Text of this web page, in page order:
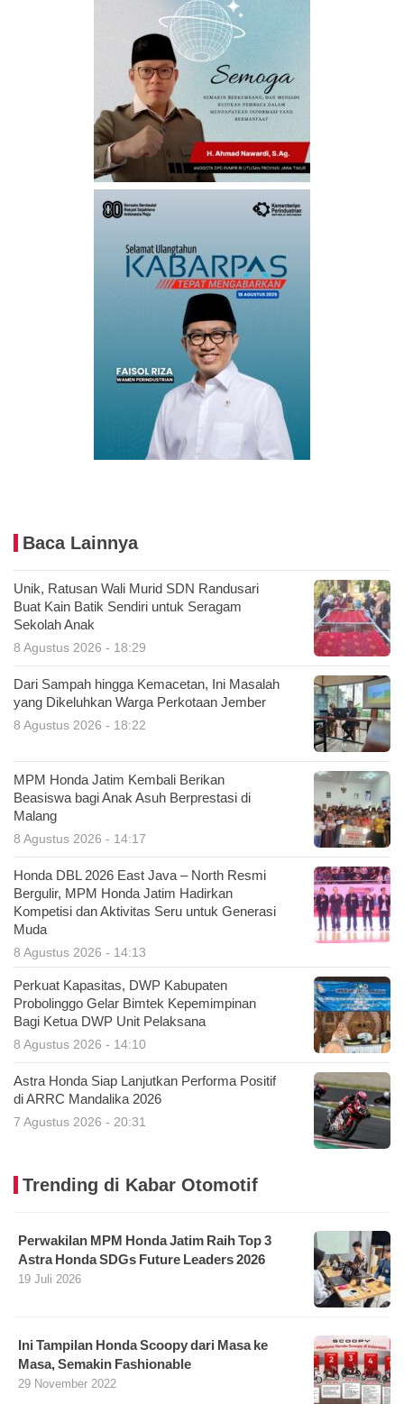
Baca Lainnya
Unik, Ratusan Wali Murid SDN Randusari
Buat Kain Batik Sendiri untuk Seragam
Sekolah Anak
8 Agustus 2026 - 18:29
Dari Sampah hingga Kemacetan, Ini Masalah
yang Dikeluhkan Warga Perkotaan Jember
8 Agustus 2026 - 18:22
MPM Honda Jatim Kembali Berikan
Beasiswa bagi Anak Asuh Berprestasi di
Malang
8 Agustus 2026 - 14:17
Honda DBL 2026 East Java – North Resmi
Bergulir, MPM Honda Jatim Hadirkan
Kompetisi dan Aktivitas Seru untuk Generasi
Muda
8 Agustus 2026 - 14:13
Perkuat Kapasitas, DWP Kabupaten
Probolinggo Gelar Bimtek Kepemimpinan
Bagi Ketua DWP Unit Pelaksana
8 Agustus 2026 - 14:10
Astra Honda Siap Lanjutkan Performa Positif
di ARRC Mandalika 2026
7 Agustus 2026 - 20:31
Trending di Kabar Otomotif
Perwakilan MPM Honda Jatim Raih Top 3
Astra Honda SDGs Future Leaders 2026
19 Juli 2026
Ini Tampilan Honda Scoopy dari Masa ke
Masa, Semakin Fashionable
29 November 2022